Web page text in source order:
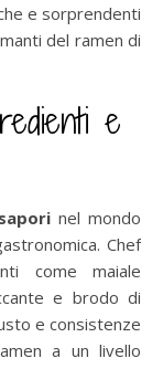
e sorprendenti
del ramen di
e
nel mondo
Chef
come maiale
e brodo di
e consistenze
a un livello